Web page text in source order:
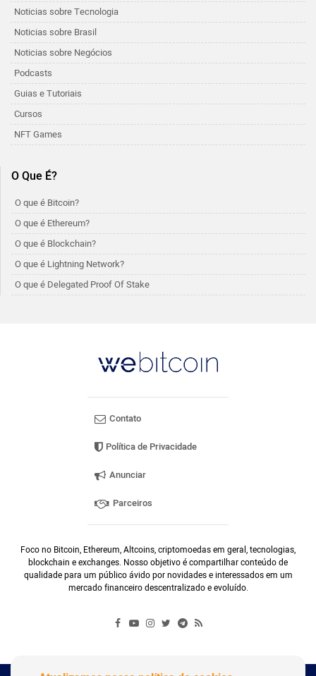
Noticias sobre Tecnologia
Noticias sobre Brasil
Noticias sobre Negócios
Podcasts
Guias e Tutoriais
Cursos
NFT Games
O Que É?
O que é Bitcoin?
O que é Ethereum?
O que é Blockchain?
O que é Lightning Network?
O que é Delegated Proof Of Stake
Contato
Política de Privacidade
Anunciar
Parceiros
Foco no Bitcoin, Ethereum, Altcoins, criptomoedas em geral, tecnologias,
blockchain e exchanges. Nosso objetivo é compartilhar conteúdo de
qualidade para um público ávido por novidades e interessados em um
mercado financeiro descentralizado e evoluído.